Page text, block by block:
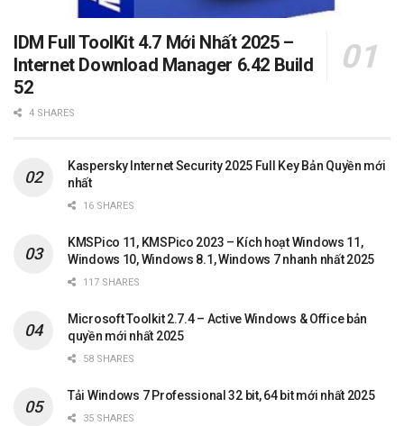
IDM Full ToolKit 4.7 Mới Nhất 2025 –
Internet Download Manager 6.42 Build
52
4 SHARES
Kaspersky Internet Security 2025 Full Key Bản Quyền mới
nhất
16 SHARES
KMSPico 11, KMSPico 2023 – Kích hoạt Windows 11,
Windows 10, Windows 8.1, Windows 7 nhanh nhất 2025
117 SHARES
Microsoft Toolkit 2.7.4 – Active Windows & Office bản
quyền mới nhất 2025
58 SHARES
Tải Windows 7 Professional 32 bit, 64 bit mới nhất 2025
35 SHARES